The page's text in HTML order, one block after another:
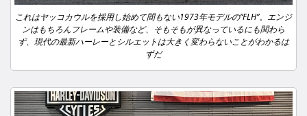
これはヤッコカウルを採用し始めて間もない1973年モデルの“FLH”。エンジ
ンはもちろんフレームや装備など、そもそもが異なっているにも関わら
ず、現代の最新ハーレーとシルエットは大きく変わらないことがわかるは
ずだ